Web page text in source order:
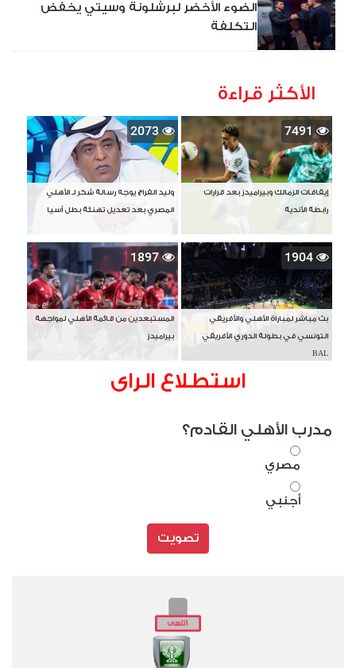
الضوء الأخضر لبرشلونة وسيتي يخفض
التكلفة
الأكثر قراءة
7491
إيقافات الزمالك وبيراميدز بعد قرارات
رابطة الأندية
2073
وليد الفراج يوجه رسالة شكر لـ الأهلي
المصري بعد تعديل تهنئة بطل آسيا
1904
بث مباشر لمباراة الأهلي والأفريقي
التونسي في بطولة الدوري الأفريقي
BAL
1897
المستبعدين من قائمة الأهلي لمواجهة
بيراميدز
استطلاع الراى
مدرب الأهلي القادم؟
مصري
أجنبي
تصويت